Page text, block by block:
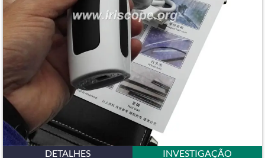
DETALHES INVESTIGAÇÃO